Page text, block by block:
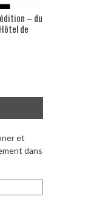
– du
de
et
dans